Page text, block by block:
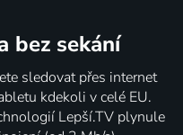
bez sekání
sledovat přes internet
kdekoli v celé EU.
Lepší.TV plynule